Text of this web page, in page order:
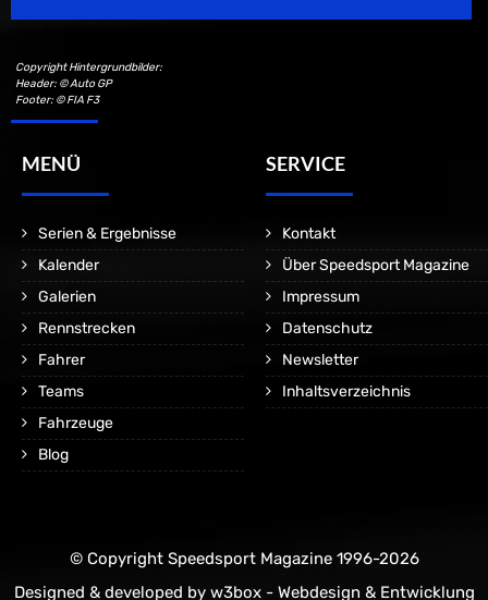
Copyright Hintergrundbilder:
Header: © Auto GP
Footer: © FIA F3
MENÜ
Serien & Ergebnisse
Kalender
Galerien
Rennstrecken
Fahrer
Teams
Fahrzeuge
Blog
SERVICE
Kontakt
Über Speedsport Magazine
Impressum
Datenschutz
Newsletter
Inhaltsverzeichnis
© Copyright Speedsport Magazine 1996-2026
Designed & developed by w3box - Webdesign & Entwicklung